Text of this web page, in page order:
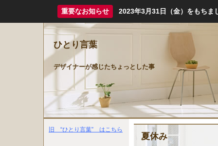
重要なお知らせ 2023年3月31日（金）をもちま
ひとり言葉
デザイナーが感じたちょっとした事
夏休み
旧 “ひとり言葉” はこちら